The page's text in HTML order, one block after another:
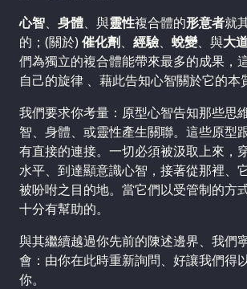
心智、 身體、與靈性複合體的形意者就
的；(關於)催化劑、 經驗、 蛻變、與大
們為獨立的複合體能帶來最多的成果，
自己的旋律 、藉此告知心智關於它的本
我們要求你考量：原型心智告知那些思
智、身體、或靈性產生關聯。這些原型
有直接的連接。一切必須被汲取上來，
水平、到達顯意識心智，接著從那裡、
被吩咐之目的地。當它們以受管制的方
十分有幫助的。
與其繼續越過你先前的陳述邊界、我們
會：由你在此時重新詢問、好讓我們得
你。